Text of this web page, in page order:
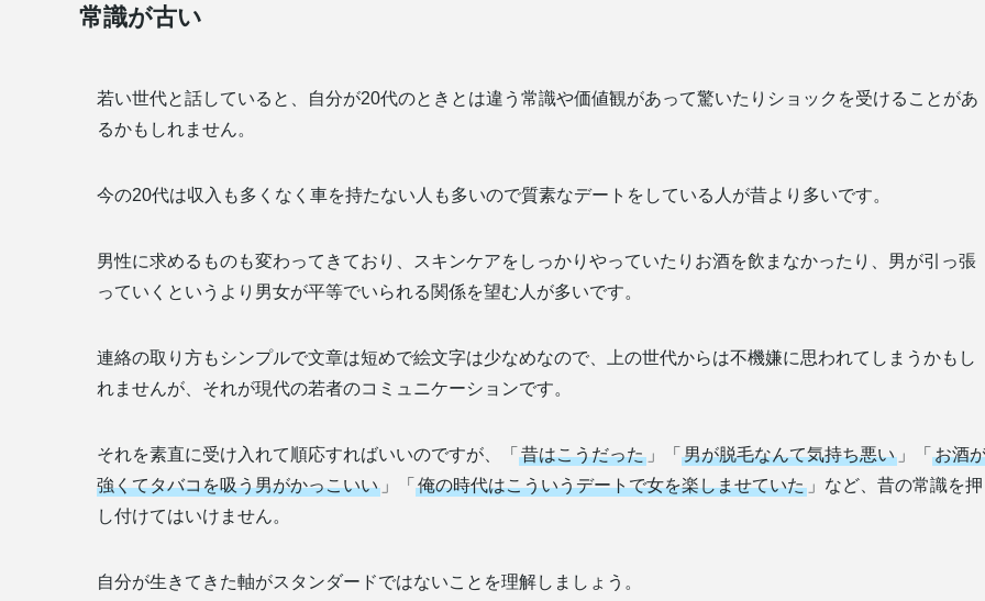
常識が古い
若い世代と話していると、自分が20代のときとは違う常識や価値観があって驚いたりショックを受けることがあ
るかもしれません。
今の20代は収入も多くなく車を持たない人も多いので質素なデートをしている人が昔より多いです。
男性に求めるものも変わってきており、スキンケアをしっかりやっていたりお酒を飲まなかったり、男が引っ張
っていくというより男女が平等でいられる関係を望む人が多いです。
連絡の取り方もシンプルで文章は短めで絵文字は少なめなので、上の世代からは不機嫌に思われてしまうかもし
れませんが、それが現代の若者のコミュニケーションです。
それを素直に受け入れて順応すればいいのですが、「 昔はこうだった 」「 男が脱毛なんて気持ち悪い 」「 お酒
強くてタバコを吸う男がかっこいい 」「 俺の時代はこういうデートで女を楽しませていた 」など、昔の常識を押
し付けてはいけません。
自分が生きてきた軸がスタンダードではないことを理解しましょう。